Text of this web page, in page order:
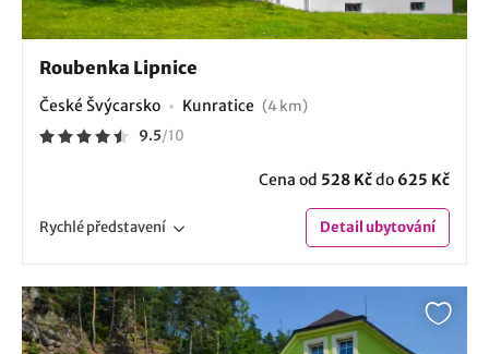
Roubenka Lipnice
České Švýcarsko Kunratice (4 km)
9.5/10
Cena od 528 Kčdo 625 Kč
Rychlépředstavení Detailubytování